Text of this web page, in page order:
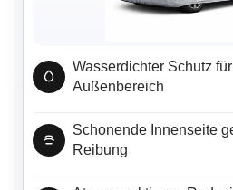
Wasserdichter Schutz
Außenbereich
Schonende Innenseite
Reibung